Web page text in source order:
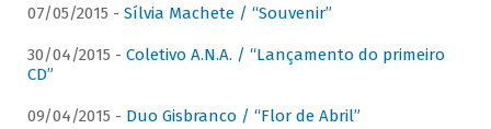
07/05/2015 - Sílvia Machete / “Souvenir”
30/04/2015 - Coletivo A.N.A. / “Lançamento do primeiro
CD”
09/04/2015 - Duo Gisbranco / “Flor de Abril”